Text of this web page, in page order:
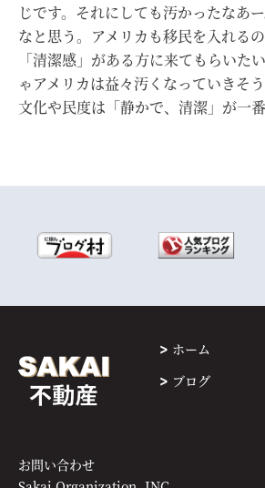
じです。それにしても汚かったなあ
なと思う。アメリカも移民を入れるの
「清潔感」がある方に来てもらいた
ゃアメリカは益々汚くなっていきそう
文化や民度は「静かで、清潔」が一番
ホーム
ブログ
お問い合わせ